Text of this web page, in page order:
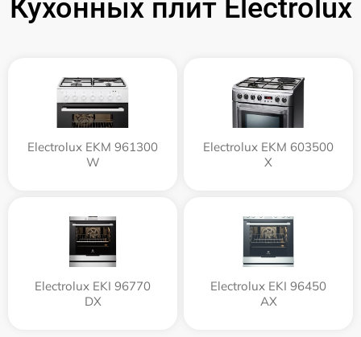
Кухонных плит Electrolux
Electrolux EKM 961300
W
Electrolux EKM 603500
X
Electrolux EKI 96770
DX
Electrolux EKI 96450
AX